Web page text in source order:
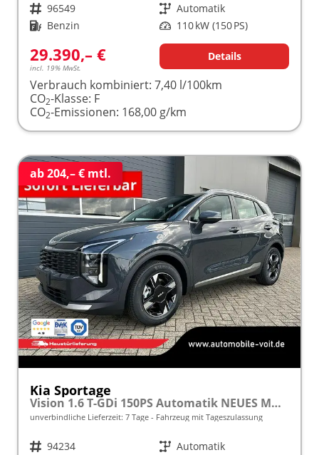
Fahrzeugnr. 96549 Getriebe Automatik
Kraftstoff Benzin Leistung 110 kW (150 PS)
29.390,– €
incl. 19% MwSt.
Details
Verbrauch kombiniert: 7,40 l/100km
CO2-Klasse: F
CO2-Emissionen: 168,00 g/km
ab 204,– € mtl.
Kia Sportage
Vision 1.6 T-GDi 150PS Automatik NEUES MODELL MY26 FACELIFT Sitzheizung Lenkradheizung Klimaautomatik Navi Bluetooth Touchscreen Apple CarPlay Android Auto PDC v+h 17"LM Rückf.Kamera ACC 2x Keyless
unverbindliche Lieferzeit: 7 Tage Fahrzeug mit Tageszulassung
Fahrzeugnr. 94234 Getriebe Automatik